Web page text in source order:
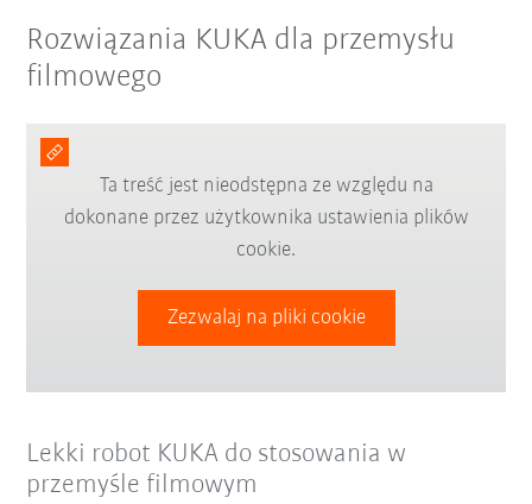
Rozwiązania KUKA dla przemysłu
filmowego
Ta treść jest nieodstępna ze względu na
dokonane przez użytkownika ustawienia plików
cookie.
Zezwalaj na pliki cookie
Lekki robot KUKA do stosowania w
przemyśle filmowym